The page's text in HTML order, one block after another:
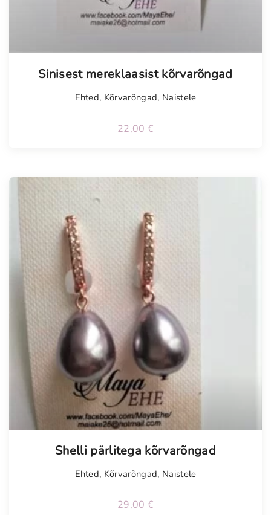
Sinisest mereklaasist kõrvarõngad
Ehted, Kõrvarõngad, Naistele
22,00 €
Shelli pärlitega kõrvarõngad
Ehted, Kõrvarõngad, Naistele
29,00 €